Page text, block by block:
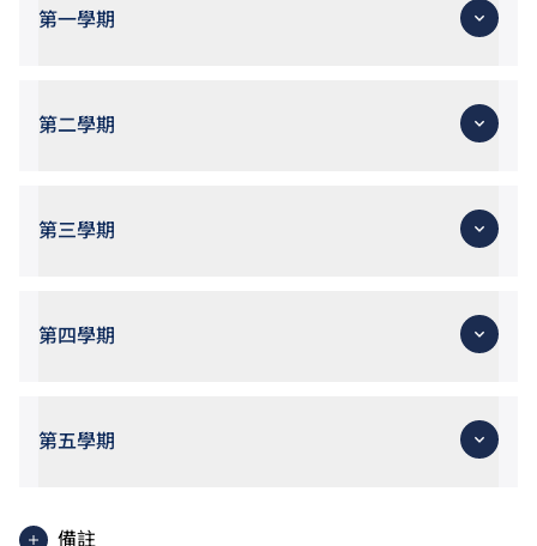
第一學期
第二學期
第三學期
第四學期
第五學期
備註